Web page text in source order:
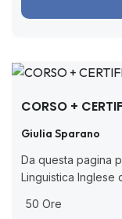
CORSO +
Giulia Sparano
Da questa pagina
Linguistica Inglese
62/2022 con nuova
50 Ore